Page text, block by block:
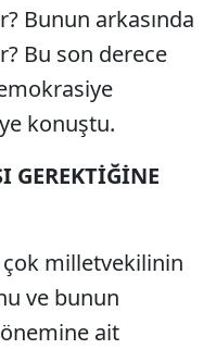
Bunun arkasında
Bu son derece
konuştu.
çok milletvekilinin
ve bunun
ait